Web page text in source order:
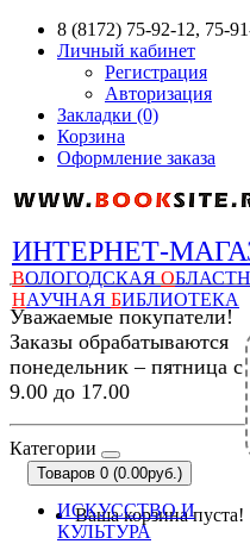
8 (8172) 75-92-12, 75-
Личный кабинет
Регистрация
Авторизация
Закладки (0)
Корзина
Оформление заказа
ИНТЕРНЕТ-
ВОЛОГОДСКАЯ О
НАУЧНАЯ БИБЛИОТЕКА
Уважаемые покупатели!
Заказы обрабатываются
понедельник – пятница с
9.00 до 17.00
Категории
Товаров 0 (0.00руб.)
Ваша корзина пуста!
ИСКУССТВО И
КУЛЬТУРА